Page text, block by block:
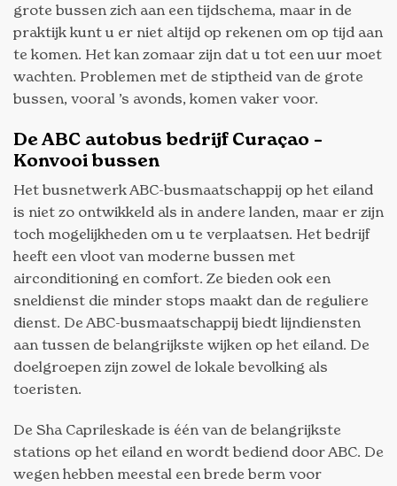
grote bussen zich aan een tijdschema, maar in de
praktijk kunt u er niet altijd op rekenen om op tijd aan
te komen. Het kan zomaar zijn dat u tot een uur moet
wachten. Problemen met de stiptheid van de grote
bussen, vooral ’s avonds, komen vaker voor.
De ABC autobus bedrijf Curaçao –
Konvooi bussen
Het busnetwerk ABC-busmaatschappij op het eiland
is niet zo ontwikkeld als in andere landen, maar er zijn
toch mogelijkheden om u te verplaatsen. Het bedrijf
heeft een vloot van moderne bussen met
airconditioning en comfort. Ze bieden ook een
sneldienst die minder stops maakt dan de reguliere
dienst. De ABC-busmaatschappij biedt lijndiensten
aan tussen de belangrijkste wijken op het eiland. De
doelgroepen zijn zowel de lokale bevolking als
toeristen.
De Sha Caprileskade is één van de belangrijkste
stations op het eiland en wordt bediend door ABC. De
wegen hebben meestal een brede berm voor